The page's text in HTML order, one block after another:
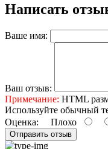
Написать
Ваше имя:
Ваш отзыв:
Примечание: HTML
Используйте обычный
Оценка: Плохо
Отправить отзыв